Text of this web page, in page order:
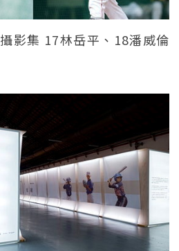
影集 17林岳平、18潘威倫